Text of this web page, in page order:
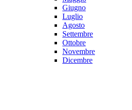
Giugno
Luglio
Agosto
Settembre
Ottobre
Novembre
Dicembre